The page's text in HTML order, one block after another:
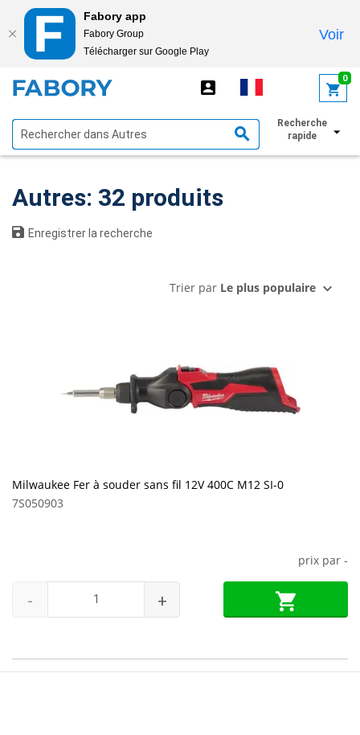
Fabory app
Fabory Group
Télécharger sur Google Play
Voir
0
Recherche
rapide
Afficher les filtres
Autres: 32 produits
Enregistrer la recherche
Trier par Le plus populaire
Milwaukee Fer à souder sans fil 12V 400C M12 SI-0
7S050903
prix par -
- +